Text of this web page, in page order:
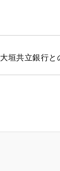
大垣共立銀行